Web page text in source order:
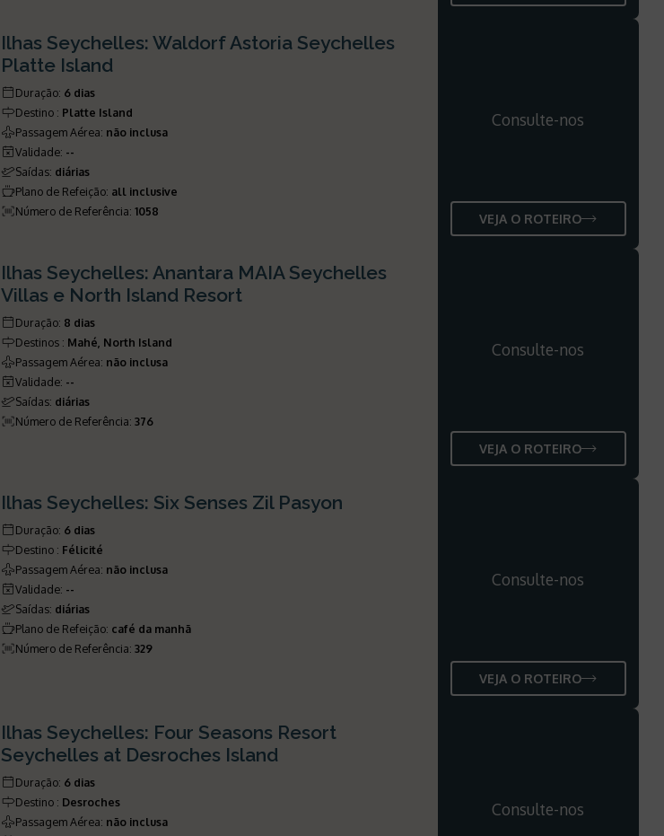
Ilhas Seychelles: Waldorf Astoria Seychelles
Platte Island
Duração: 6 dias
Destino : Platte Island
Passagem Aérea: não inclusa
Validade: --
Saídas: diárias
Plano de Refeição: all inclusive
Número de Referência:1058
Consulte-nos
VEJA O ROTEIRO
Ilhas Seychelles: Anantara MAIA Seychelles
Villas e North Island Resort
Duração: 8 dias
Destinos : Mahé, North Island
Passagem Aérea: não inclusa
Validade: --
Saídas: diárias
Número de Referência:376
Consulte-nos
VEJA O ROTEIRO
Ilhas Seychelles: Six Senses Zil Pasyon
Duração: 6 dias
Destino : Félicité
Passagem Aérea: não inclusa
Validade: --
Saídas: diárias
Plano de Refeição: café da manhã
Número de Referência:329
Consulte-nos
VEJA O ROTEIRO
Ilhas Seychelles: Four Seasons Resort
Seychelles at Desroches Island
Duração: 6 dias
Destino : Desroches
Passagem Aérea: não inclusa
Consulte-nos